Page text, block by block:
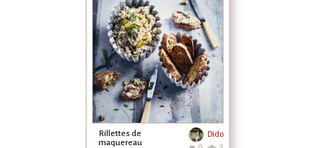
Rillettes de
maquereau
Dido